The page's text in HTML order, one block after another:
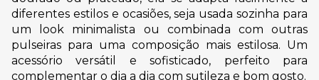
diferentes estilos e ocasiões, seja usada sozinha para
um look minimalista ou combinada com outras
pulseiras para uma composição mais estilosa. Um
acessório versátil e sofisticado, perfeito para
complementar o dia a dia com sutileza e bom gosto.